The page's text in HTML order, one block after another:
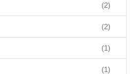
(2)
(2)
(1)
(1)